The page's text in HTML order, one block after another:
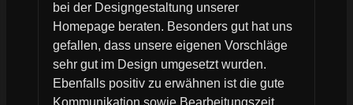
bei der Designgestaltung unserer
Homepage beraten. Besonders gut hat uns
gefallen, dass unsere eigenen Vorschläge
sehr gut im Design umgesetzt wurden.
Ebenfalls positiv zu erwähnen ist die gute
Kommunikation sowie Bearbeitungszeit.